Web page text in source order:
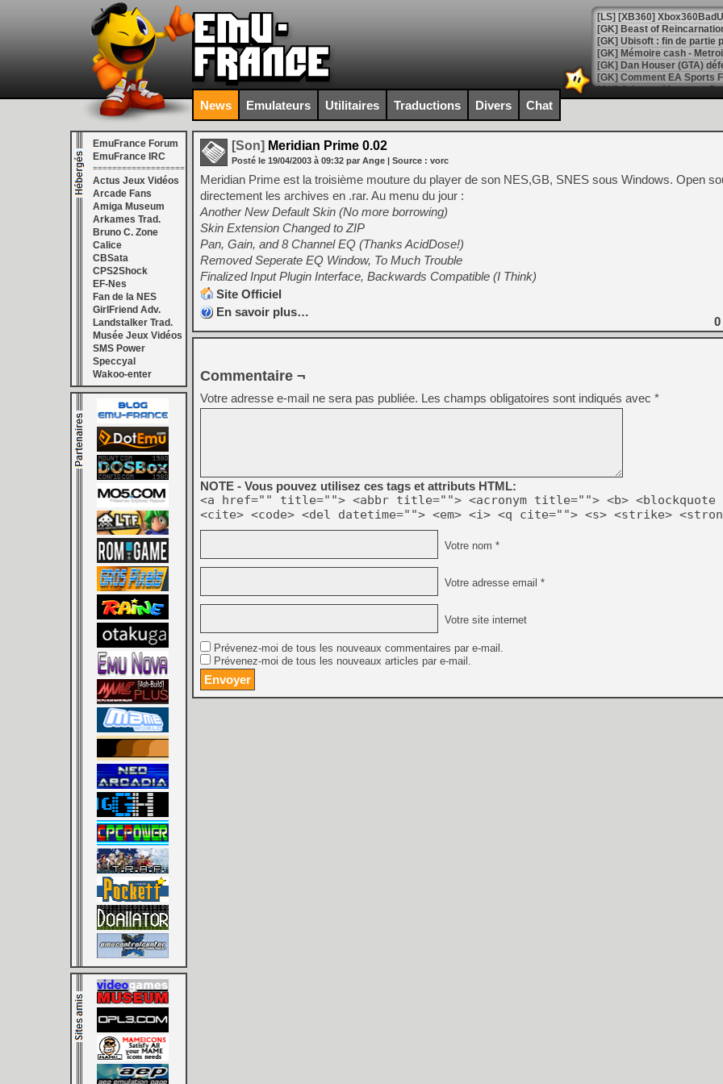
[GK] Beast of
[GK] Ubisoft : fin de partie
[GK] Mémoire cash -
[GK] Dan Houser (GTA)
[GK] Comment EA Sports
[GK] Crimson Moon : un
[GK] Isle of Reveries : le
[GK] Moonlighter 2 : The
[GK] Capcom relance
[Mo5] Deux inédits du
[GK] Le beat'em up The
[GK] Endless Legend 2 :
[LS] [PS5] Le WebKit
[GK] Oubliez Crazy Taxi,
[LS] [Switch] NSZ 5.0.0
[GK] No More Room in
[GK] Un chatbot Atelier
[GK] Mémoire cash -
[GK] Nvidia : le prix des
[GK] Suikoden Star Leap
[Mo5] La mini borne
[GK] Atari renoue avec les
[GK] Le studio de FIFA
[GK] La PlayStation 1 en
[GK] Dawn of War 4 : les
[GK] CloverPit : l'héritier
[GK] Stellar Blade : Blood
[GK] Palworld Online est
[GK] Wuchang 2 : le
[GK] Minecraft et ses «
News Emulateurs Utilitaires Traductions Divers Chat
EmuFrance Forum
EmuFrance IRC
===================
Actus Jeux Vidéos
Arcade Fans
Amiga Museum
Arkames Trad.
Bruno C. Zone
Calice
CBSata
CPS2Shock
EF-Nes
Fan de la NES
GirlFriend Adv.
Landstalker Trad.
Musée Jeux Vidéos
SMS Power
Speccyal
Wakoo-enter
[Son] Meridian Prime 0.02
Posté le 19/04/2003 à 09:32 par Ange | Source : vorc
Meridian Prime est la troisième mouture du player de son NES,GB, SNES sous Windows. Open
directement les archives en .rar. Au menu du jour :
Another New Default Skin (No more borrowing)
Skin Extension Changed to ZIP
Pan, Gain, and 8 Channel EQ (Thanks AcidDose!)
Removed Seperate EQ Window, To Much Trouble
Finalized Input Plugin Interface, Backwards Compatible (I Think)
Site Officiel
En savoir plus…
0
Commentaire ¬
Votre adresse e-mail ne sera pas publiée. Les champs obligatoires sont indiqués avec *
NOTE - Vous pouvez utilisez ces tags et attributs HTML:
<a href="" title=""> <abbr title=""> <acronym title=""> <b> <blockquote
<cite> <code> <del datetime=""> <em> <i> <q cite=""> <s> <strike>
Votre nom *
Votre adresse email *
Votre site internet
Prévenez-moi de tous les nouveaux commentaires par e-mail.
Prévenez-moi de tous les nouveaux articles par e-mail.